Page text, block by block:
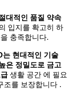
대적인 품질 약속
입지를 확고히 하
충족합니다.
는 현대적인 기술
은 정밀도로 금고
생활 공간 에 필요
조를 보장합니다 .